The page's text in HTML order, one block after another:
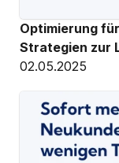
Optimierung
Strategien zur
02.05.2025